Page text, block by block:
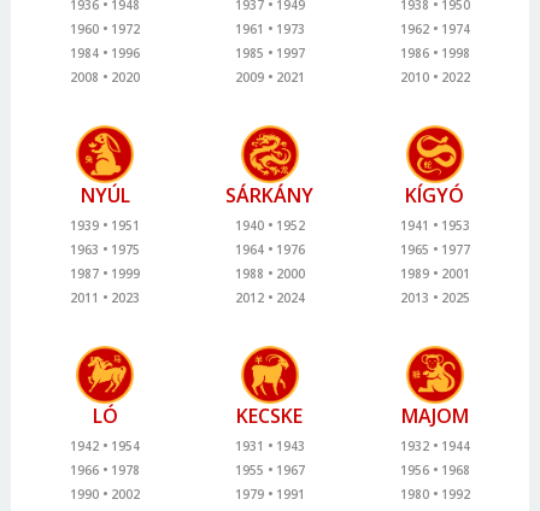
1936
1948
1960
1972
1984
1996
2008
2020
1937
1949
1961
1973
1985
1997
2009
2021
1938
1950
1962
1974
1986
1998
2010
2022
NYÚL
1939
1951
1963
1975
1987
1999
2011
2023
SÁRKÁNY
1940
1952
1964
1976
1988
2000
2012
2024
KÍGYÓ
1941
1953
1965
1977
1989
2001
2013
2025
LÓ
1942
1954
1966
1978
1990
2002
KECSKE
1931
1943
1955
1967
1979
1991
MAJOM
1932
1944
1956
1968
1980
1992